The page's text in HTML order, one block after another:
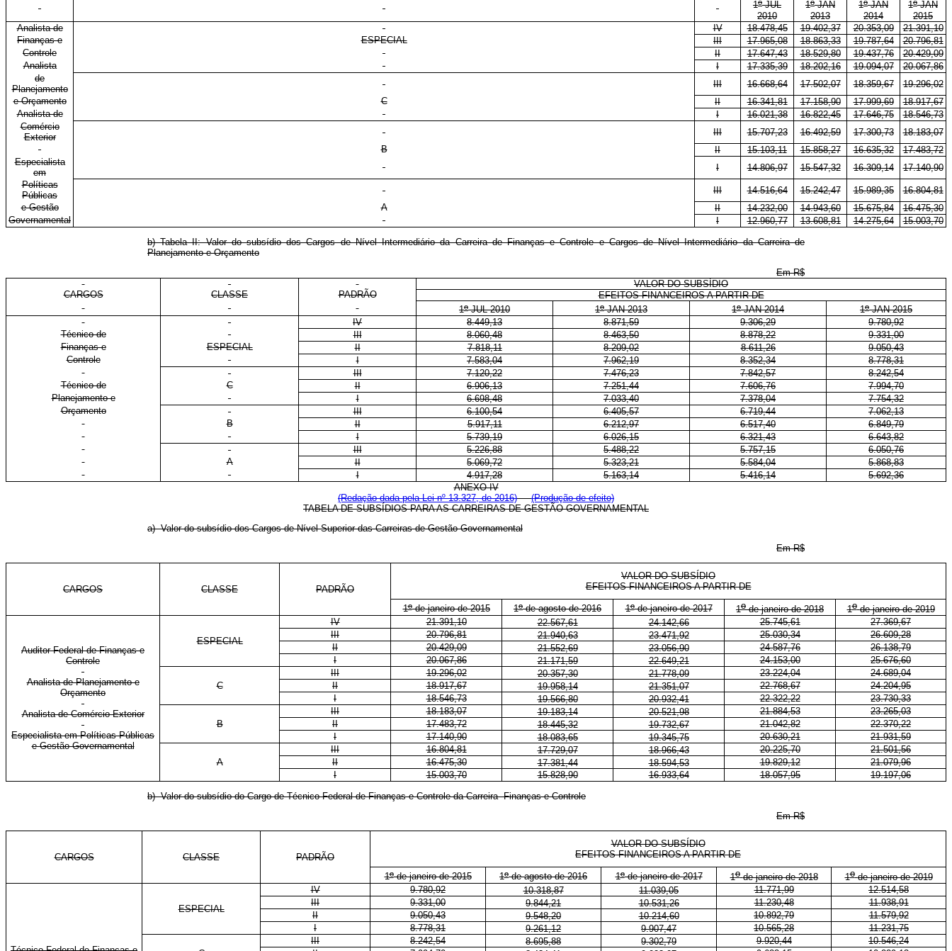
1 JUL
2010
1 JAN
2013
1 JAN
2014
1 JAN
2015
Analista de
IV 18.478,45 19.402,37 20.353,09
21.391,10
Finanças e
ESPECIAL III 17.965,08 18.863,33 19.787,64
20.796,81
Controle
II 17.647,43 18.529,80 19.437,76
20.429,09
Analista
I 17.335,39 18.202,16 19.094,07
20.067,86
de
Planejamento
III 16.668,64 17.502,07 18.359,67
19.296,02
e Orçamento
C II 16.341,81 17.158,90 17.999,69
18.917,67
Analista de
I 16.021,38 16.822,45 17.646,75
18.546,73
Comércio
Exterior
III 15.707,23 16.492,59 17.300,73
18.183,07
B
II 15.103,11 15.858,27 16.635,32
17.483,72
Especialista
em
I 14.806,97 15.547,32 16.309,14
17.140,90
Políticas
Públicas
III 14.516,64 15.242,47 15.989,35
16.804,81
e Gestão
A II 14.232,00 14.943,60 15.675,84
16.475,30
Governamental
I 12.960,77 13.608,81 14.275,64
15.003,70
b) Tabela II: Valor do subsídio dos Cargos de Nível Intermediário da Carreira de Finanças e Controle e Cargos de Nível Intermediário da Carreira de
Planejamento e Orçamento
Em R$
VALOR DO SUBSÍDIO
CARGOS
CLASSE PADRÃO
EFEITOS FINANCEIROS A PARTIR DE
1oJUL 2010 1oJAN 2013 1oJAN 2014 1oJAN 2015
IV
8.449,13 8.871,59 9.306,29
9.780,92
Técnico de
III 8.060,48 8.463,50 8.878,22
9.331,00
Finanças e
ESPECIAL II 7.818,11 8.209,02 8.611,26
9.050,43
Controle
I 7.583,04 7.962,19 8.352,34
8.778,31
III
7.120,22 7.476,23 7.842,57
8.242,54
Técnico de
C II 6.906,13 7.251,44 7.606,76
7.994,70
Planejamento e
I 6.698,48 7.033,40 7.378,04
7.754,32
Orçamento
III 6.100,54 6.405,57 6.719,44
7.062,13
B
II 5.917,11 6.212,97 6.517,40
6.849,79
I
5.739,19 6.026,15 6.321,43
6.643,82
III
5.226,88 5.488,22 5.757,15
6.050,76
A
II 5.069,72 5.323,21 5.584,04
5.868,83
I
4.917,28 5.163,14 5.416,14
5.692,36
ANEXO IV
(Redação dada pela Lei nº 13.327, de 2016)
(Produção de efeito)
TABELA DE SUBSÍDIOS PARA AS CARREIRAS DE GESTÃO GOVERNAMENTAL
a) Valor do subsídio dos Cargos de Nível Superior das Carreiras de Gestão Governamental
Em R$
CARGOS CLASSE PADRÃO
VALOR DO SUBSÍDIO
EFEITOS FINANCEIROS A PARTIR DE
1ode janeiro de 2015 1ode agosto de 2016 1ode janeiro de 2017 1o de janeiro de 2018 1o de janeiro de 2019
Auditor Federal de Finanças e
Controle
Analista de Planejamento e
Orçamento
Analista de Comércio Exterior
Especialista em Políticas Públicas
e Gestão Governamental
ESPECIAL
IV 21.391,10 22.567,61 24.142,66 25.745,61
27.369,67
III
20.796,81 21.940,63 23.471,92 25.030,34
26.609,28
II
20.429,09 21.552,69 23.056,90 24.587,76
26.138,79
I
20.067,86 21.171,59 22.649,21 24.153,00 25.676,60
C
III 19.296,02 20.357,30 21.778,09 23.224,04
24.689,04
II
18.917,67 19.958,14 21.351,07 22.768,67
24.204,95
I
18.546,73 19.566,80 20.932,41 22.322,22 23.730,33
B
III 18.183,07 19.183,14 20.521,98 21.884,53
23.265,03
II
17.483,72 18.445,32 19.732,67 21.042,82
22.370,22
I
17.140,90 18.083,65 19.345,75 20.630,21 21.931,59
A
III 16.804,81 17.729,07 18.966,43 20.225,70
21.501,56
II
16.475,30 17.381,44 18.594,53 19.829,12
21.079,96
I
15.003,70 15.828,90 16.933,64 18.057,95
19.197,06
b) Valor do subsídio do Cargo de Técnico Federal de Finanças e Controle da Carreira Finanças e Controle
Em R$
CARGOS CLASSE PADRÃO
VALOR DO SUBSÍDIO
EFEITOS FINANCEIROS A PARTIR DE
1ode janeiro de 2015 1ode agosto de 2016 1ode janeiro de 2017 1o de janeiro de 2018 1o de janeiro de 2019
ESPECIAL
IV 9.780,92 10.318,87 11.039,05 11.771,99
12.514,58
III
9.331,00 9.844,21 10.531,26 11.230,48
11.938,91
II
9.050,43 9.548,20 10.214,60 10.892,79
11.579,92
I
8.778,31 9.261,12 9.907,47 10.565,28 11.231,75
III 8.242,54 8.695,88 9.302,79 9.920,44
10.546,24